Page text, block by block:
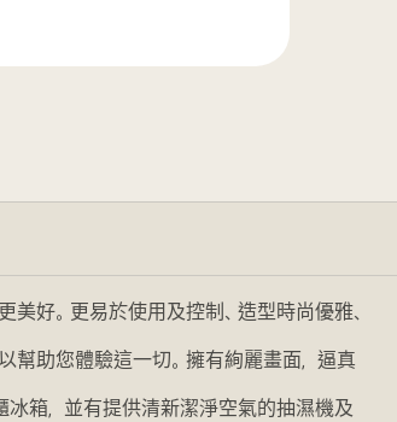
好。更易於使用及控制、造型時尚優雅、
幫助您體驗這一切。擁有絢麗畫面，逼真
箱，並有提供清新潔淨空氣的抽濕機及